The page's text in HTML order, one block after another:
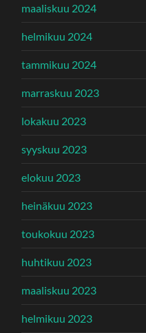
maaliskuu 2024
helmikuu 2024
tammikuu 2024
marraskuu 2023
lokakuu 2023
syyskuu 2023
elokuu 2023
heinäkuu 2023
toukokuu 2023
huhtikuu 2023
maaliskuu 2023
helmikuu 2023